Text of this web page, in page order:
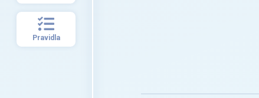
Pravidla